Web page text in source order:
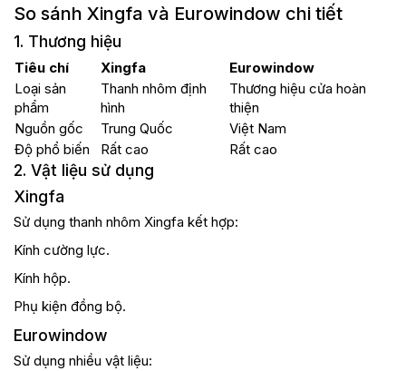
So sánh Xingfa và Eurowindow chi tiết
1. Thương hiệu
Tiêu chí Xingfa
Eurowindow
Loại sản
phẩm
Thanh nhôm định
hình
Thương hiệu cửa hoàn
thiện
Nguồn gốc
Trung Quốc
Việt Nam
Độ phổ biến
Rất cao Rất cao
2. Vật liệu sử dụng
Xingfa
Sử dụng thanh nhôm Xingfa kết hợp:
Kính cường lực.
Kính hộp.
Phụ kiện đồng bộ.
Eurowindow
Sử dụng nhiều vật liệu: